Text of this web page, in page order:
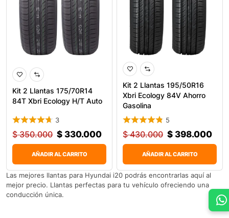
Kit 2 Llantas 175/70R14
84T Xbri Ecology H/T Auto
3
$350.000 $ 330.000
AÑADIR AL CARRITO
Kit 2 Llantas 195/50R16
Xbri Ecology 84V Ahorro
Gasolina
5
$430.000 $ 398.000
AÑADIR AL CARRITO
Las mejores llantas para Hyundai i20 podrás encontrarlas aquí al
mejor precio. Llantas perfectas para tu vehículo ofreciendo una
conducción única.